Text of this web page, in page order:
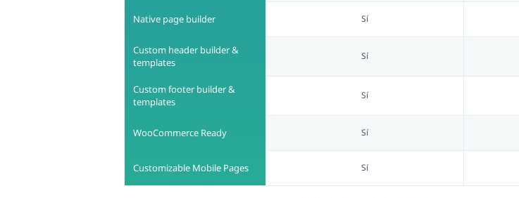
Native page builder Sí
Custom header builder &
templates
Sí
Custom footer builder &
templates
Sí
WooCommerce Ready Sí
Customizable Mobile Pages Sí